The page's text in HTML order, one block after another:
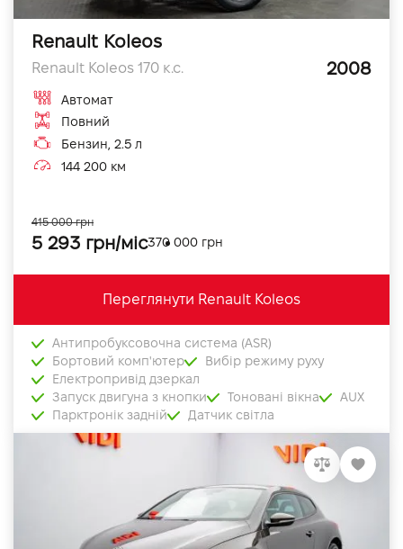
Renault Koleos
Renault Koleos 170 к.с. 2008
Автомат
Повний
Бензин, 2.5 л
144 200 км
5 293 грн/міс370 000 грн
415 000 грн
Переглянути Renault Koleos
Антипробуксовочна система (ASR)
Бортовий комп'ютер
Вибір режиму руху
Електропривід дзеркал
Запуск двигуна з кнопки
Тоновані вікна
AUX
Парктронік задній
Датчик світла